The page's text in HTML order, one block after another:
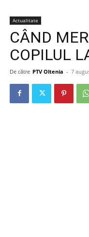
Actualitate
CÂND
COPILUL
De către PTV Oltenia - 7